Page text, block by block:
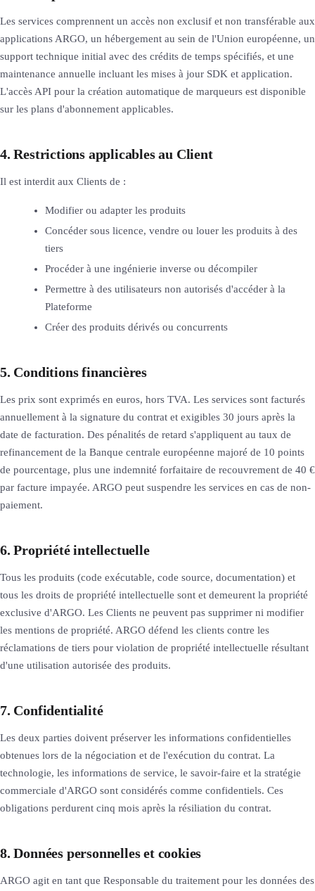
Les services comprennent un accès non exclusif et non transférable aux
applications ARGO, un hébergement au sein de l'Union européenne, un
support technique initial avec des crédits de temps spécifiés, et une
maintenance annuelle incluant les mises à jour SDK et application.
L'accès API pour la création automatique de marqueurs est disponible
sur les plans d'abonnement applicables.
4. Restrictions applicables au Client
Il est interdit aux Clients de :
Modifier ou adapter les produits
Concéder sous licence, vendre ou louer les produits à des
tiers
Procéder à une ingénierie inverse ou décompiler
Permettre à des utilisateurs non autorisés d'accéder à la
Plateforme
Créer des produits dérivés ou concurrents
5. Conditions financières
Les prix sont exprimés en euros, hors TVA. Les services sont facturés
annuellement à la signature du contrat et exigibles 30 jours après la
date de facturation. Des pénalités de retard s'appliquent au taux de
refinancement de la Banque centrale européenne majoré de 10 points
de pourcentage, plus une indemnité forfaitaire de recouvrement de 40 €
par facture impayée. ARGO peut suspendre les services en cas de non-
paiement.
6. Propriété intellectuelle
Tous les produits (code exécutable, code source, documentation) et
tous les droits de propriété intellectuelle sont et demeurent la propriété
exclusive d'ARGO. Les Clients ne peuvent pas supprimer ni modifier
les mentions de propriété. ARGO défend les clients contre les
réclamations de tiers pour violation de propriété intellectuelle résultant
d'une utilisation autorisée des produits.
7. Confidentialité
Les deux parties doivent préserver les informations confidentielles
obtenues lors de la négociation et de l'exécution du contrat. La
technologie, les informations de service, le savoir-faire et la stratégie
commerciale d'ARGO sont considérés comme confidentiels. Ces
obligations perdurent cinq mois après la résiliation du contrat.
8. Données personnelles et cookies
ARGO agit en tant que Responsable du traitement pour les données des